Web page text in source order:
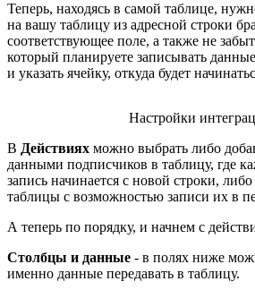
Теперь, находясь в самой таблице,
на вашу таблицу из адресной строки
соответствующее поле, а также не
который планируете записывать
и указать ячейку, откуда будет
Настройки
В Действиях можно выбрать либо
данными подписчиков в таблицу, где
запись начинается с новой строки,
таблицы с возможностью записи их в
А теперь по порядку, и начнем с
Столбцы и данные - в полях ниже
именно данные передавать в таблицу.